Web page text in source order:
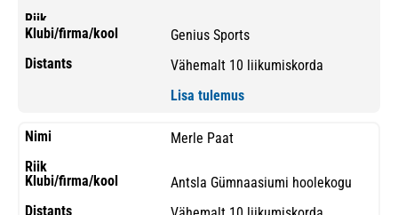
Genius Sports
Vähemalt 10 liikumiskorda
Lisa tulemus
Merle Paat
Antsla Gümnaasiumi hoolekogu